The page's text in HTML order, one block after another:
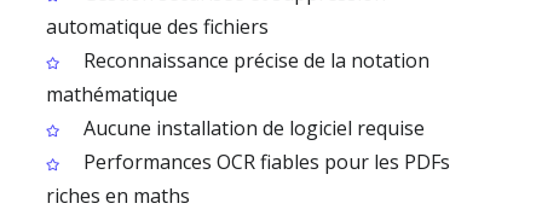
automatique des fichiers
Reconnaissance précise de la notation
mathématique
Aucune installation de logiciel requise
Performances OCR fiables pour les PDFs
riches en maths